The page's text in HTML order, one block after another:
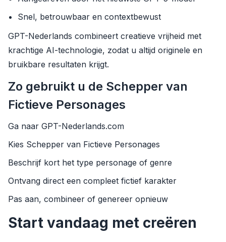
Snel, betrouwbaar en contextbewust
GPT-Nederlands combineert creatieve vrijheid met
krachtige AI-technologie, zodat u altijd originele en
bruikbare resultaten krijgt.
Zo gebruikt u de Schepper van
Fictieve Personages
Ga naar GPT-Nederlands.com
Kies Schepper van Fictieve Personages
Beschrijf kort het type personage of genre
Ontvang direct een compleet fictief karakter
Pas aan, combineer of genereer opnieuw
Start vandaag met creëren